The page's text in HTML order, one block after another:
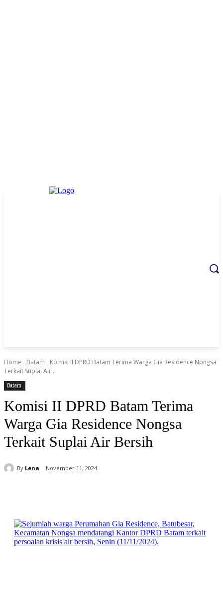
Home Batam
Komisi II DPRD Batam Terima Warga Gia Residence Nongsa
Terkait Suplai Air...
Batam
Komisi II DPRD Batam Terima
Warga Gia Residence Nongsa
Terkait Suplai Air Bersih
By Lena November 11, 2024